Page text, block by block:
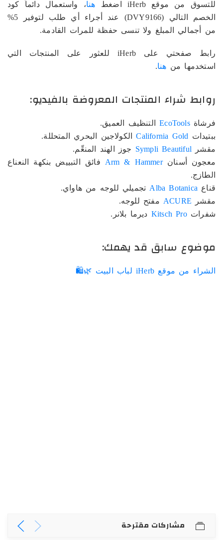
للتسوق من موقع iHerb اضغط هنا، واستعمال دائماً كود
الخصم التالي (DVY9166) عند أجراء أي طلب لتوفير 5%
من أجمالي المبلغ ولا تنسى حفظة للمرات القادمة.
رابط صفحتي على iHerb للعثور على المنتجات التي
استخدمها من هنا.
روابط شراء المنتجات المعروضة بالفيديو:
فرشاةEcoToolsالتنظيف العميق.
ببتيدات California Goldالكولاجين البحري المتحللة.
مقشر Sympli Beautiful جوز الهند المنعِّم.
معجون أسنانArm & Hammer فائق التبييض بنكهة النعناع
الطازج.
قناع Alba Botanicaتجميلي للوجه من هاواي.
مقشر ACURE مفتح للوجه.
شفراتKitsch Pro ديرما بلانر.
موضوع سابق قد يهمك:
الشراء من موقع iHerb لباب البيت 🌿🛍
مشاركات مقترحة